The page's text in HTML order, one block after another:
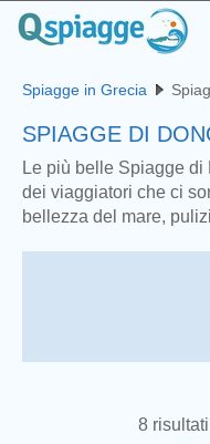
Spiagge in Grecia
SPIAGGE DI
Le più belle Spiagge
dei viaggiatori che ci
bellezza del mare,
8